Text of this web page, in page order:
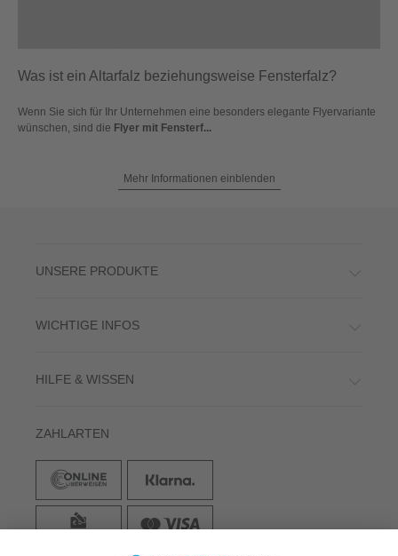
Was ist ein Altarfalz beziehungsweise Fensterfalz?
Wenn Sie sich für Ihr Unternehmen eine besonders elegante Flyervariante
wünschen, sind die Flyer mit Fensterf...
Mehr Informationen einblenden
UNSERE PRODUKTE
WICHTIGE INFOS
HILFE & WISSEN
ZAHLARTEN